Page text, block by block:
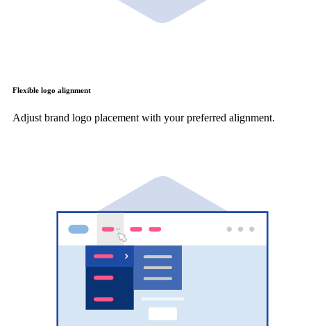
Flexible logo alignment
Adjust brand logo placement with your preferred alignment.